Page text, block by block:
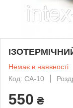
Немає в наявності
Код: CA-10
550 ₴